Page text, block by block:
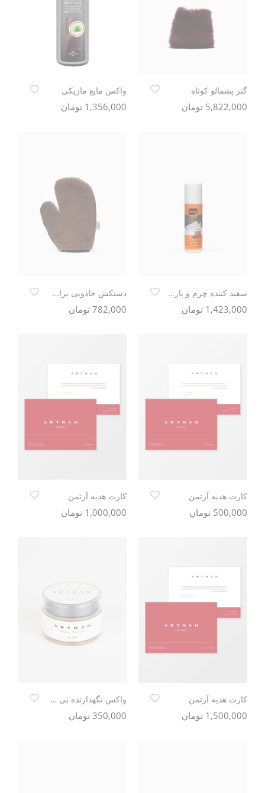
گتر پشمالو کوتاه
5,822,000 تومان
واکس مایع ماژیکی
1,356,000 تومان
سفید کننده چرم و پارچه Blink max white 75 ml
1,423,000 تومان
دستکش جادویی براق کننده Blink
782,000 تومان
کارت هدیه آرتمن
500,000 تومان
کارت هدیه آرتمن
1,000,000 تومان
کارت هدیه آرتمن
1,500,000 تومان
واکس نگهدارنده بی رنگ 70ml آرتمن
350,000 تومان